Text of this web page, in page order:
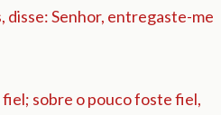
disse: Senhor, entregaste-me
sobre o pouco foste fiel,